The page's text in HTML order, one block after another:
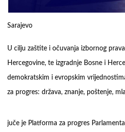
Sarajevo
U cilju zaštite i očuvanja izbornog
Hercegovine, te izgradnje Bosne i
demokratskim i evropskim
za progres: država, znanje, poštenje,
juče je Platforma za progres